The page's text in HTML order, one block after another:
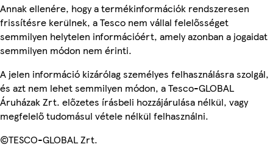
Annak ellenére, hogy a termékinformációk rendszeresen
frissítésre kerülnek, a Tesco nem vállal felelősséget
semmilyen helytelen információért, amely azonban a jogaidat
semmilyen módon nem érinti.
A jelen információ kizárólag személyes felhasználásra szolgál,
és azt nem lehet semmilyen módon, a Tesco-GLOBAL
Áruházak Zrt. előzetes írásbeli hozzájárulása nélkül, vagy
megfelelő tudomásul vétele nélkül felhasználni.
©TESCO-GLOBAL Zrt.